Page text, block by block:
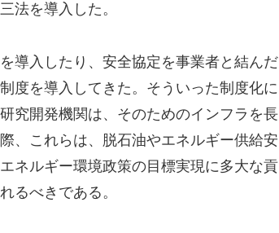
法を導入した。
導入したり、安全協定を事業者と結んだ
度を導入してきた。そういった制度化に
究開発機関は、そのためのインフラを長
、これらは、脱石油やエネルギー供給安
ネルギー環境政策の目標実現に多大な貢
るべきである。